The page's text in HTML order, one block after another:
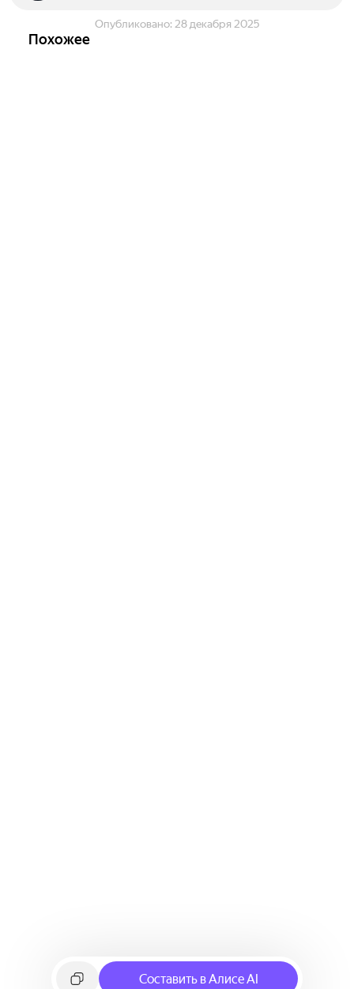
Опубликовано: 28 декабря 2025
Похожее
Составить в Алисе AI